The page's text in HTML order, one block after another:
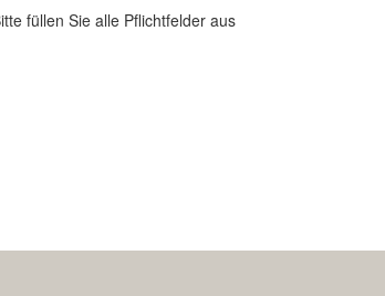
füllen Sie alle Pflichtfelder aus